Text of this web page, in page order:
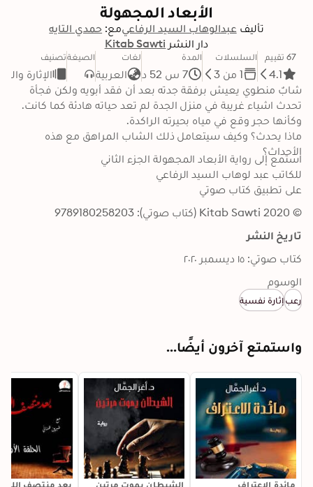
الأبعاد المجهولة
تأليف عبدالوهاب السيد الرفاعيمع: حمدي التايه
دار النشر Kitab Sawti
67 تقييم
4.1
السلسلات
1 من 3
المدة
7 س 52 د
لغات
العربية
الصيغةتصنيف
الإثارة
الأحداث؟
على تطبيق كتاب صوتي
© 2020 Kitab Sawti (كتاب صوتي): 9789180258203
تاريخ النشر
كتاب صوتي: ١٥ ديسمبر ٢٠٢٠
الوسوم
رعب إثارة نفسية
واستمتع آخرون أيضًا...
مائدة الاعتراف الشيطان يموت مرتين بعد منتصف